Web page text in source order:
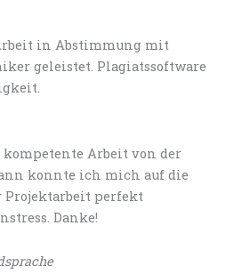
in Abstimmung mit
geleistet. Plagiatssoftware
Arbeit von der
konnte ich mich auf die
Projektarbeit perfekt
Danke!